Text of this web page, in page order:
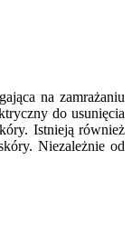
na zamrażaniu
do usunięcia
Istnieją również
Niezależnie od